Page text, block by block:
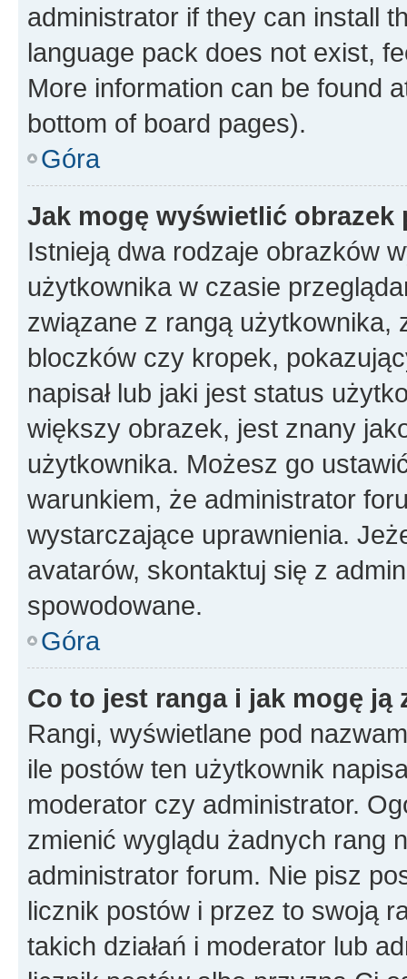
administrator if they can install
language pack does not exist,
More information can be found
bottom of board pages).
Góra
Jak mogę wyświetlić
Istnieją dwa rodzaje obrazków
użytkownika w czasie
związane z rangą użytkownika,
bloczków czy kropek,
napisał lub jaki jest status
większy obrazek, jest znany
użytkownika. Możesz go
warunkiem, że administrator
wystarczające uprawnienia.
avatarów, skontaktuj się z
spowodowane.
Góra
Co to jest ranga i jak mogę ją
Rangi, wyświetlane pod
ile postów ten użytkownik
moderator czy administrator.
zmienić wyglądu żadnych rang
administrator forum. Nie pisz
licznik postów i przez to swoją
takich działań i moderator lub